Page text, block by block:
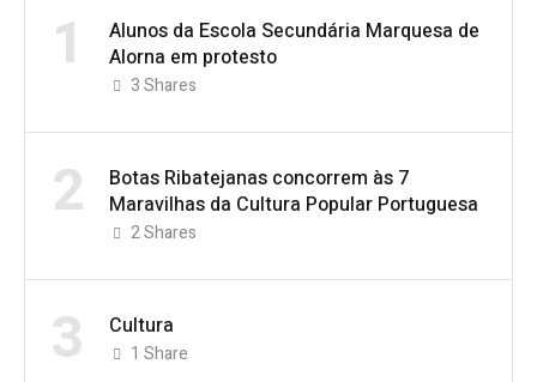
1
Alunos da Escola Secundária Marquesa de
Alorna em protesto
3Shares
2
Botas Ribatejanas concorrem às 7
Maravilhas da Cultura Popular Portuguesa
2Shares
3 Cultura
1 Share